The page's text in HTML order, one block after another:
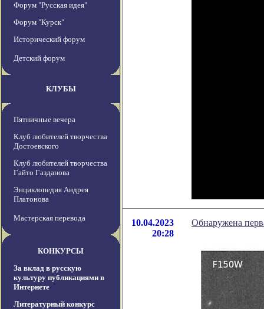
Форум "Русская идея"
Форум "Курск"
Исторический форум
Детский форум
КЛУБЫ
Пятничные вечера
Клуб любителей творчества
Достоевского
Клуб любителей творчества
Гайто Газданова
Энциклопедия Андрея
Платонова
Мастерская перевода
КОНКУРСЫ
За вклад в русскую
культуру публикациями в
Интернете
Литературный конкурс
10.04.2023
20:28
Обнаружена